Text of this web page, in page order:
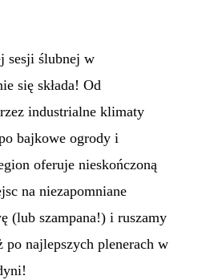
sesji ślubnej w
się składa! Od
industrialne klimaty
bajkowe ogrody i
oferuje nieskończoną
na niezapomniane
(lub szampana!) i ruszamy
najlepszych plenerach w